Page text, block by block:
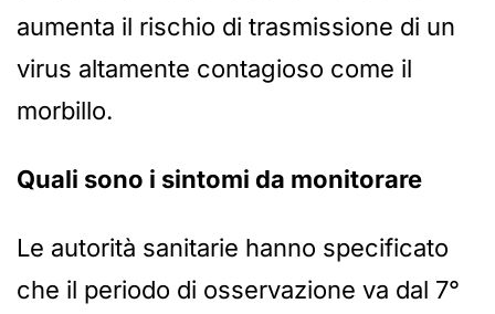
aumenta il rischio di trasmissione di un
virus altamente contagioso come il
morbillo.
Quali sono i sintomi da monitorare
Le autorità sanitarie hanno specificato
che il periodo di osservazione va dal 7°